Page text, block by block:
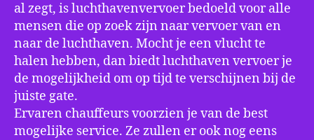
al zegt, is luchthavenvervoer bedoeld voor alle
mensen die op zoek zijn naar vervoer van en
naar de luchthaven. Mocht je een vlucht te
halen hebben, dan biedt luchthaven vervoer je
de mogelijkheid om op tijd te verschijnen bij de
juiste gate.
Ervaren chauffeurs voorzien je van de best
mogelijke service. Ze zullen er ook nog eens